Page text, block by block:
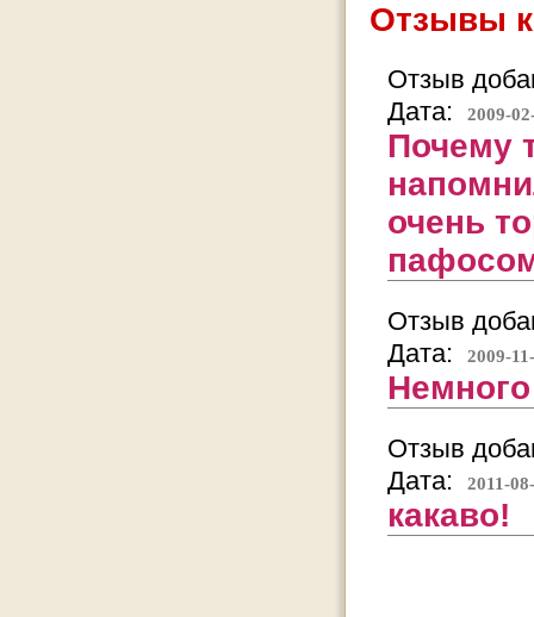
Отзывы
Отзыв
Дата:
2009-
Почему
очень
Отзыв
Дата:
2009-
Отзыв
Дата:
2011-
какаво!